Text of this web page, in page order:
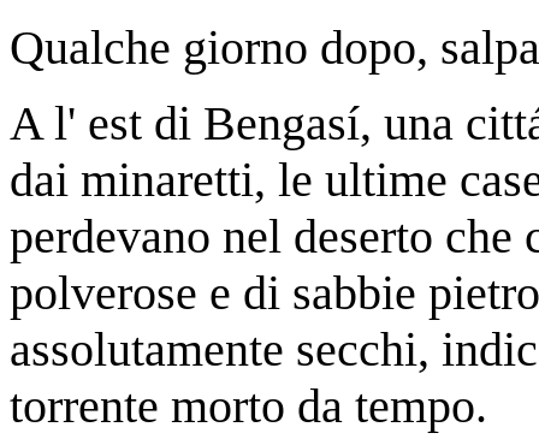
Qualche giorno dopo,
A l' est di Bengasí, una
dai minaretti, le ultime
perdevano nel deserto
polverose e di sabbie
assolutamente secchi,
torrente morto da tempo.